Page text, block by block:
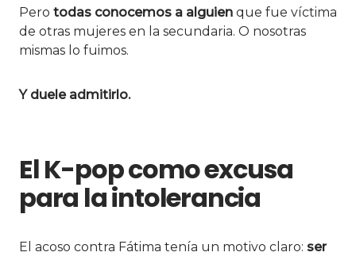
Pero todas conocemos a alguien que fue víctima
de otras mujeres en la secundaria. O nosotras
mismas lo fuimos.
Y duele admitirlo.
El K-pop como excusa
para la intolerancia
El acoso contra Fátima tenía un motivo claro: ser